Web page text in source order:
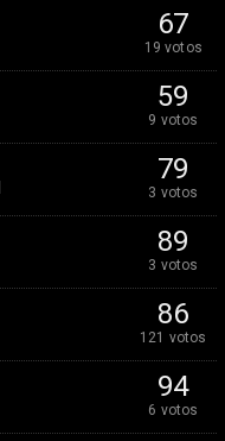
67
19 votos
59
9 votos
79
3 votos
89
3 votos
86
121 votos
94
6 votos